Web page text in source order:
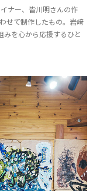
ナー、皆川明さんの作
せて制作したもの。岩﨑
みを心から応援するひと